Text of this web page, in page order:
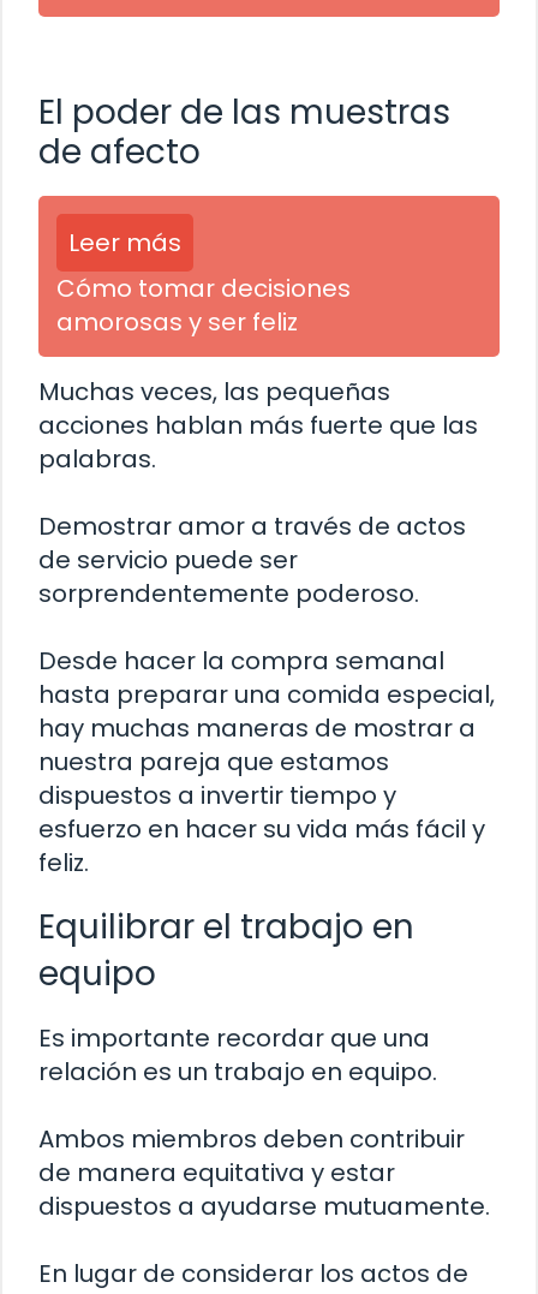
El poder de las muestras
de afecto
Leer más
Cómo tomar decisiones
amorosas y ser feliz
Muchas veces, las pequeñas
acciones hablan más fuerte que las
palabras.
Demostrar amor a través de actos
de servicio puede ser
sorprendentemente poderoso.
Desde hacer la compra semanal
hasta preparar una comida especial,
hay muchas maneras de mostrar a
nuestra pareja que estamos
dispuestos a invertir tiempo y
esfuerzo en hacer su vida más fácil y
feliz.
Equilibrar el trabajo en
equipo
Es importante recordar que una
relación es un trabajo en equipo.
Ambos miembros deben contribuir
de manera equitativa y estar
dispuestos a ayudarse mutuamente.
En lugar de considerar los actos de